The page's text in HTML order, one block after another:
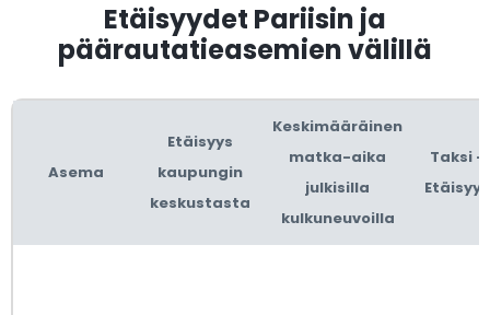
Etäisyydet Pariisin ja
päärautatieasemien välillä
Asema
Etäisyys
kaupungin
keskustasta
Keskimääräinen
matka-aika
julkisilla
kulkuneuvoilla
Taksi -
Etäisyys